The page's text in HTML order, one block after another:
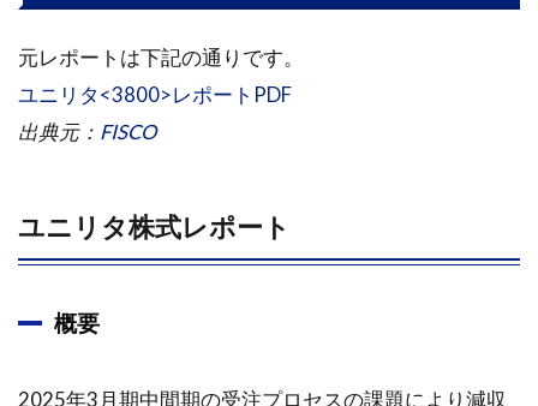
元レポートは下記の通りです。
ユニリタ<3800>レポートPDF
出典元： FISCO
ユニリタ株式レポート
概要
2025年3月期中間期の受注プロセスの課題により減収